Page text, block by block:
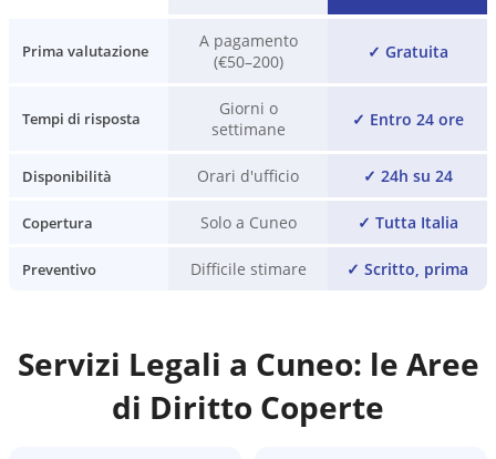
Prima valutazione
A pagamento
(€50–200)
✓ Gratuita
Tempi di risposta
Giorni o
settimane
✓ Entro 24 ore
Disponibilità Orari d'ufficio ✓ 24h su 24
Copertura Solo a Cuneo ✓ Tutta Italia
Preventivo Difficile stimare ✓ Scritto, prima
Servizi Legali a Cuneo: le Aree
di Diritto Coperte